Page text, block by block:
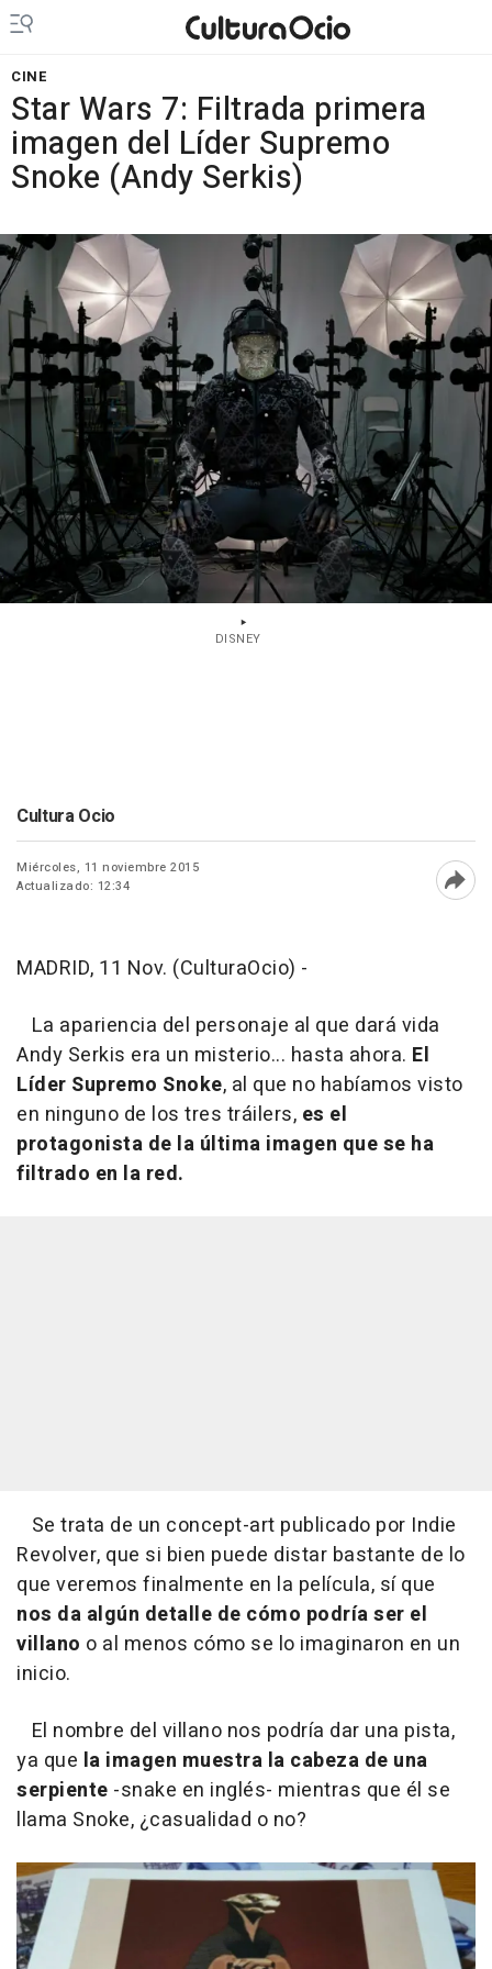
CINE
Star Wars 7: Filtrada primera
imagen del Líder Supremo
Snoke (Andy Serkis)
DISNEY
Cultura Ocio
Miércoles, 11 noviembre 2015
Actualizado: 12:34
MADRID, 11 Nov. (CulturaOcio) -
La apariencia del personaje al que dará vida
Andy Serkis era un misterio... hasta ahora. El
Líder Supremo Snoke, al que no habíamos visto
en ninguno de los tres tráilers, es el
protagonista de la última imagen que se ha
filtrado en la red.
Se trata de un concept-art publicado por Indie
Revolver, que si bien puede distar bastante de lo
que veremos finalmente en la película, sí que
nos da algún detalle de cómo podría ser el
villano o al menos cómo se lo imaginaron en un
inicio.
El nombre del villano nos podría dar una pista,
ya que la imagen muestra la cabeza de una
serpiente -snake en inglés- mientras que él se
llama Snoke, ¿casualidad o no?